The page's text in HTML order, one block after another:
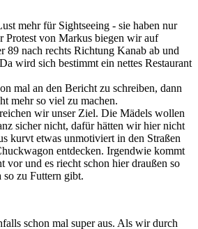
mehr für Sightseeing - sie haben nur
Protest von Markus biegen wir auf
89 nach rechts Richtung Kanab ab und
wird sich bestimmt ein nettes Restaurant
mal an den Bericht zu schreiben, dann
mehr so viel zu machen.
wir unser Ziel. Die Mädels wollen
sicher nicht, dafür hätten wir hier nicht
kurvt etwas unmotiviert in den Straßen
entdecken. Irgendwie kommt
vor und es riecht schon hier draußen so
so zu Futtern gibt.
schon mal super aus. Als wir durch